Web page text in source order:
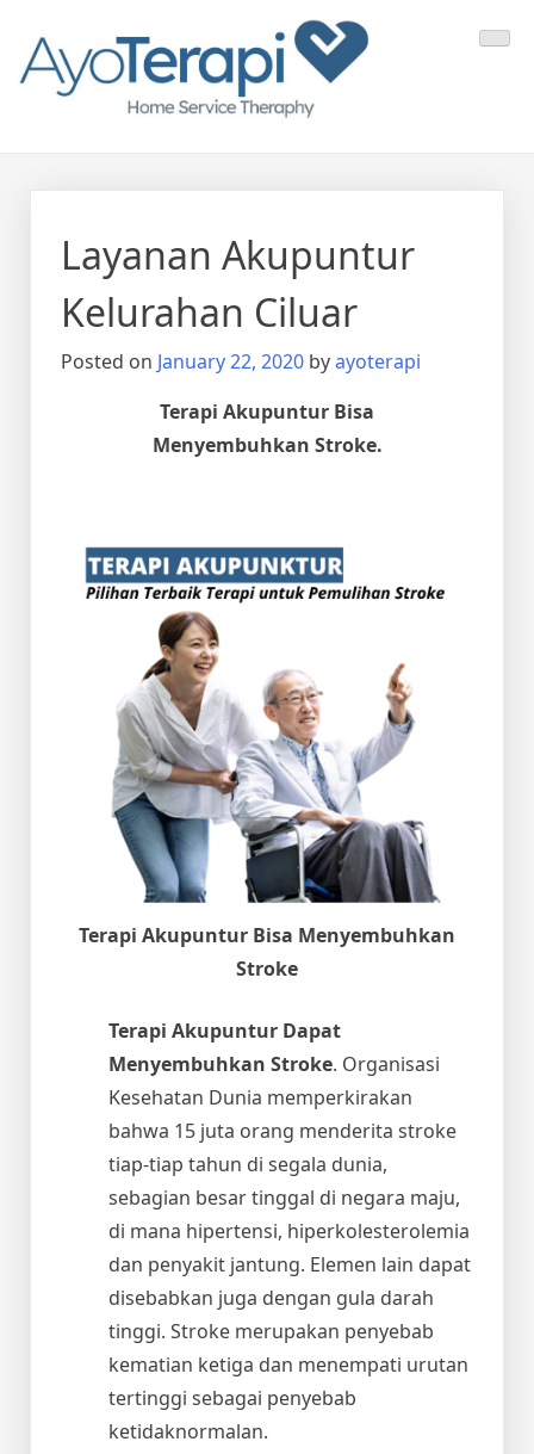
content
Ayo Terapi
Layanan Akupuntur
Kelurahan Ciluar
Posted on January 22, 2020 byayoterapi
Terapi Akupuntur Bisa
Menyembuhkan Stroke.
Terapi Akupuntur Bisa Menyembuhkan
Stroke
Terapi Akupuntur Dapat
Menyembuhkan Stroke. Organisasi
Kesehatan Dunia memperkirakan
bahwa 15 juta orang menderita stroke
tiap-tiap tahun di segala dunia,
sebagian besar tinggal di negara maju,
di mana hipertensi, hiperkolesterolemia
dan penyakit jantung. Elemen lain dapat
disebabkan juga dengan gula darah
tinggi. Stroke merupakan penyebab
kematian ketiga dan menempati urutan
tertinggi sebagai penyebab
ketidaknormalan.